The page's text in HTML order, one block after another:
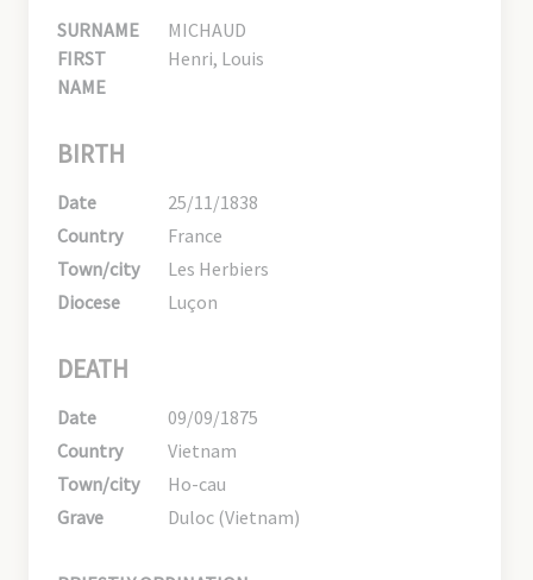
SURNAME
MICHAUD
FIRST
NAME
Henri, Louis
BIRTH
Date
25/11/1838
Country
France
Town/city
Les Herbiers
Diocese
Luçon
DEATH
Date
09/09/1875
Country
Vietnam
Town/city
Ho-cau
Grave
Duloc (Vietnam)